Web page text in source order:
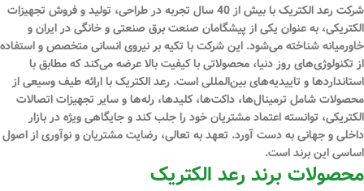
شرکت رعد الکتریک با بیش از 40 سال تجربه در طراحی، تولید و فروش تجهیزات
الکتریکی، به عنوان یکی از پیشگامان صنعت برق صنعتی و خانگی در ایران و
خاورمیانه شناخته می‌شود. این شرکت با تکیه بر نیروی انسانی متخصص و استفاده
از تکنولوژی‌های روز دنیا، محصولاتی با کیفیت بالا عرضه می‌کند که مطابق با
استانداردها و تاییدیه‌های بین‌المللی است. رعد الکتریک با ارائه طیف وسیعی از
محصولات شامل ترمینال‌ها، داکت‌ها، کلیدها، رله‌ها و سایر تجهیزات اتصالات
الکتریکی، توانسته اعتماد مشتریان خود را جلب کند و جایگاهی ویژه در بازار
داخلی و جهانی به دست آورد. تعهد به تعالی، رضایت مشتریان و نوآوری از اصول
اساسی این برند است.
محصولات برند رعد الکتریک